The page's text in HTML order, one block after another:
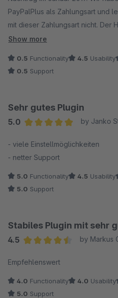
PayPalPlus als Zahlungsart und
mit dieser Zahlungsart nicht. Der
(Stand Januar 2019) noch nicht in
Show more
0.5 Functionality 4.5 Usability
0.5 Support
Sehr gutes Plugin
5.0
by Janko
- viele Einstellmöglichkeiten
- netter Support
5.0 Functionality 4.5 Usability
5.0 Support
Stabiles Plugin mit sehr
4.5
by Markus
Empfehlenswert
4.0 Functionality 4.0 Usability
5.0 Support